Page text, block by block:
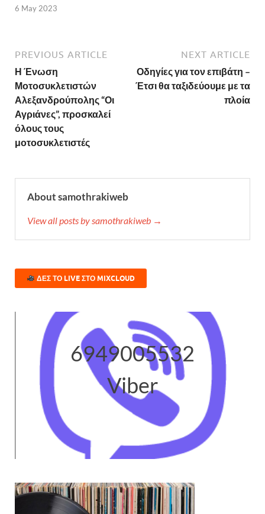
6 May 2023
PREVIOUS ARTICLE
Η Ένωση
Μοτοσυκλετιστών
Αλεξανδρούπολης “Οι
Αγριάνες”, προσκαλεί
όλους τους
μοτοσυκλετιστές
NEXT ARTICLE
Οδηγίες για τον επιβάτη –
Έτσι θα ταξιδεύουμε με τα
πλοία
About samothrakiweb
View all posts by samothrakiweb →
ΔΕΣ ΤΟ LIVE ΣΤΟ MIXCLOUD
6949005532
Viber